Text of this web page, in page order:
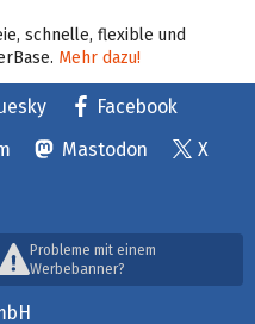
schnelle, flexible und
Mehr dazu!
Facebook
Mastodon
X
Probleme mit einem
Werbebanner?